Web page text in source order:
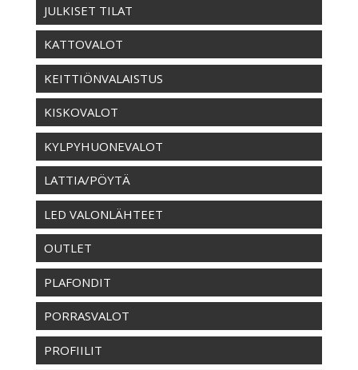
JULKISET TILAT
KATTOVALOT
KEITTIÖNVALAISTUS
KISKOVALOT
KYLPYHUONEVALOT
LATTIA/PÖYTÄ
LED VALONLÄHTEET
OUTLET
PLAFONDIT
PORRASVALOT
PROFIILIT